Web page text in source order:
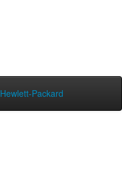
Hewlett-Packard